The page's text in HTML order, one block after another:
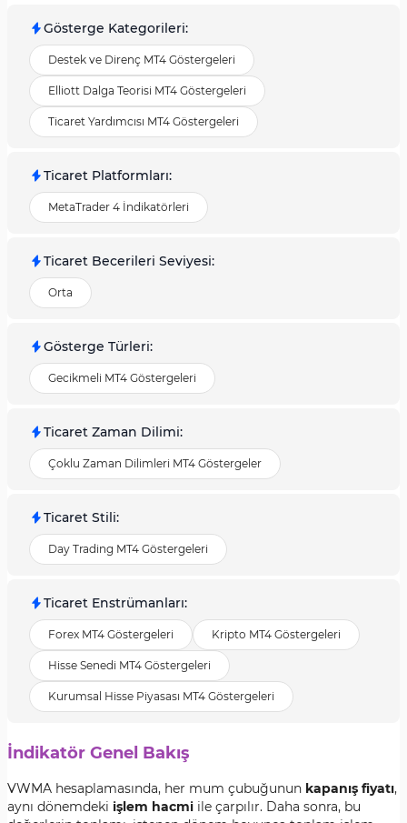
Gösterge Kategorileri:
Destek ve Direnç MT4 Göstergeleri
Elliott Dalga Teorisi MT4 Göstergeleri
Ticaret Yardımcısı MT4 Göstergeleri
Ticaret Platformları:
MetaTrader 4 İndikatörleri
Ticaret Becerileri Seviyesi:
Orta
Gösterge Türleri:
Gecikmeli MT4 Göstergeleri
Ticaret Zaman Dilimi:
Çoklu Zaman Dilimleri MT4 Göstergeler
Ticaret Stili:
Day Trading MT4 Göstergeleri
Ticaret Enstrümanları:
Forex MT4 Göstergeleri Kripto MT4 Göstergeleri
Hisse Senedi MT4 Göstergeleri
Kurumsal Hisse Piyasası MT4 Göstergeleri
İndikatör Genel Bakış
VWMA hesaplamasında, her mum çubuğunun kapanış fiyatı,
aynı dönemdeki işlem hacmi ile çarpılır. Daha sonra, bu